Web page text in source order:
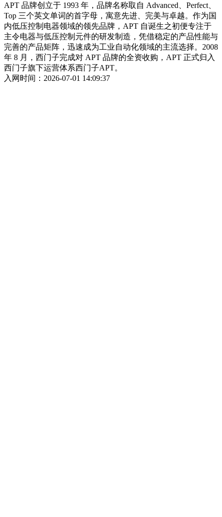
APT 品牌创立于 1993 年，品牌名称取自 Advanced、Perfect、
Top 三个英文单词的首字母，寓意先进、完美与卓越。作为国
内低压控制电器领域的领先品牌，APT 自诞生之初便专注于
主令电器与低压控制元件的研发制造，凭借稳定的产品性能与
完善的产品矩阵，迅速成为工业自动化领域的主流选择。2008
年 8 月，西门子完成对 APT 品牌的全资收购，APT 正式归入
西门子旗下运营体系西门子APT。
入网时间：2026-07-01 14:09:37